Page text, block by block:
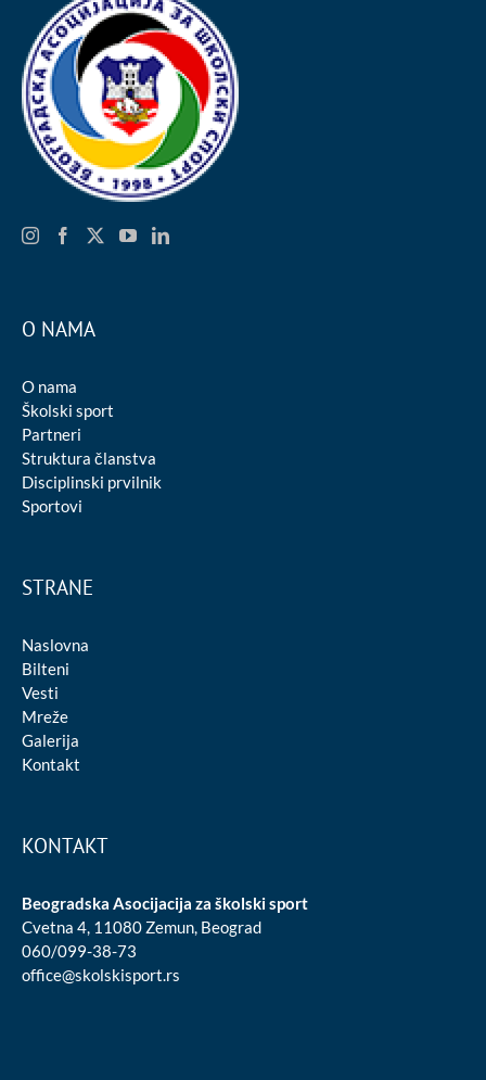
O NAMA
O nama
Školski sport
Partneri
Struktura članstva
Disciplinski prvilnik
Sportovi
STRANE
Naslovna
Bilteni
Vesti
Mreže
Galerija
Kontakt
KONTAKT
Beogradska Asocijacija za školski sport
Cvetna 4, 11080 Zemun, Beograd
060/099-38-73
office@skolskisport.rs